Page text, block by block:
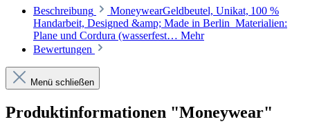
Beschreibung
MoneywearGeldbeutel, Unikat, 100 %
Handarbeit, Designed &amp; Made in Berlin Materialien:
Plane und Cordura (wasserfest… Mehr
Bewertungen
Menü schließen
Produktinformationen "Moneywear"